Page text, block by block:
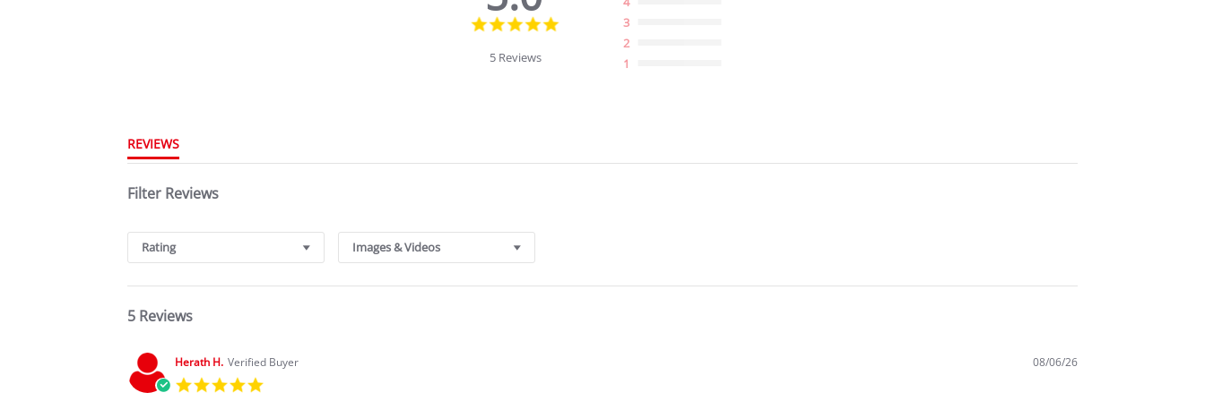
5.0
5 Reviews
3
2
1
REVIEWS
Filter Reviews
Rating Images & Videos
5 Reviews
Herath H. Verified Buyer 08/06/26